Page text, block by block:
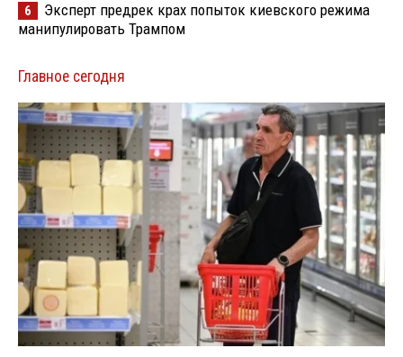
6
Эксперт предрек крах попыток киевского режима
манипулировать Трампом
Главное сегодня